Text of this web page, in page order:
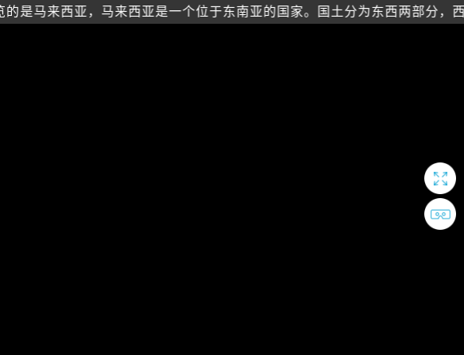
是马来西亚，马来西亚是一个位于东南亚的国家。国土分为东西两部分